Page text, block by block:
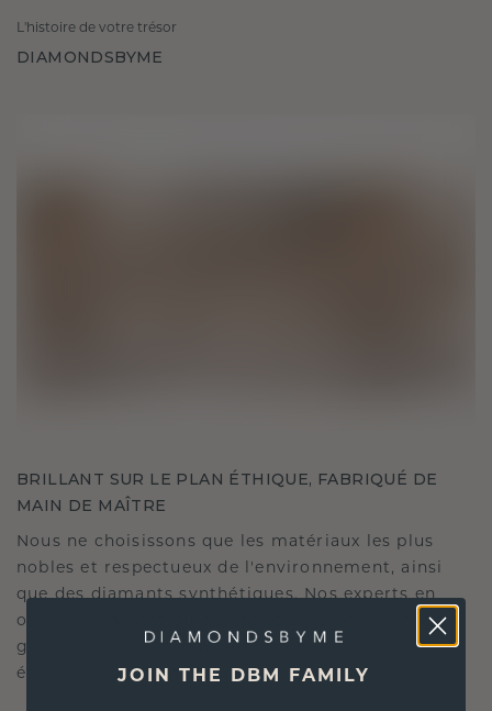
L'histoire de votre trésor
DIAMONDSBYME
BRILLANT SUR LE PLAN ÉTHIQUE, FABRIQUÉ DE
MAIN DE MAÎTRE
Nous ne choisissons que les matériaux les plus
nobles et respectueux de l'environnement, ainsi
que des diamants synthétiques. Nos experts en
orfèvrerie allient durabilité et savoir-faire inégalé,
garantissant ainsi que vos bijoux sont aussi
éthiques qu'exquis.JOIN THE DBM FAMILY